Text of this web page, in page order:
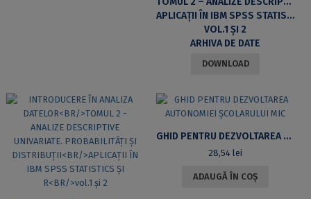
APLICAȚII ÎN IBM SPSS STATISTICS ȘI R
VOL.1 ȘI 2
ARHIVA DE DATE
DOWNLOAD
GHID PENTRU DEZVOLTAREA AUTONOMIEI ȘCOLARULUI MIC
28,54lei
ADAUGĂ ÎN COȘ